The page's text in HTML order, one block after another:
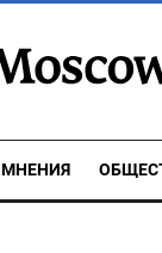
МНЕНИЯ